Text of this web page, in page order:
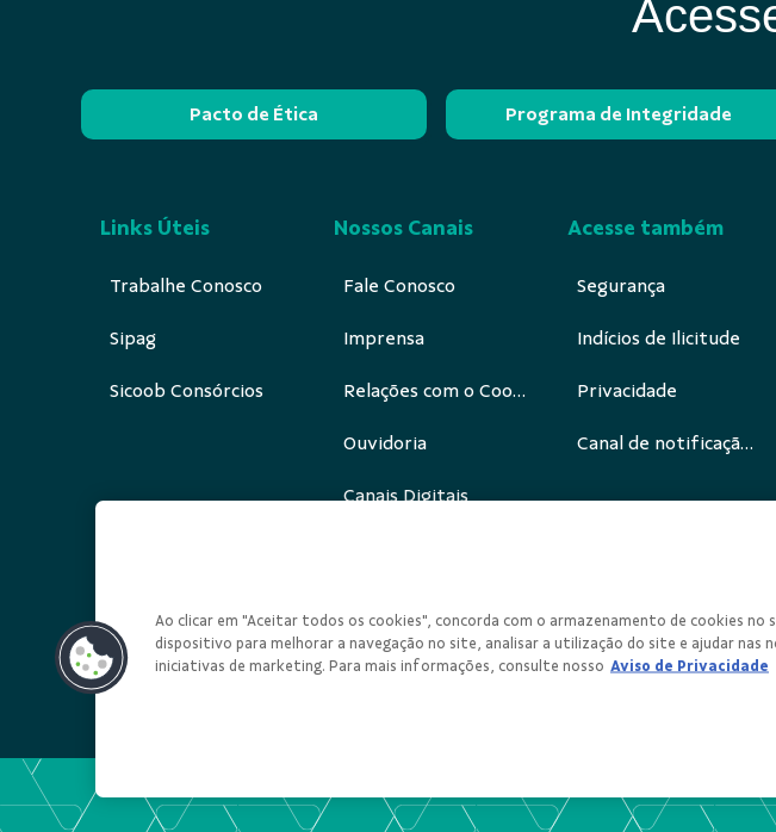
Pacto de Ética Programa de Integridade
Links Úteis
Trabalhe Conosco
Sipag
Sicoob Consórcios
Nossos Canais
Fale Conosco
Imprensa
Relações com o Cooperado
Ouvidoria
Canais Digitais
Acesse também
Segurança
Indícios de Ilicitude
Privacidade
Canal de notificação ECA Digital
Redes Sociais
Ao clicar em "Aceitar todos os cookies", concorda com o armazenamento de cookies no
dispositivo para melhorar a navegação no site, analisar a utilização do site e ajudar nas
iniciativas de marketing. Para mais informações, consulte nosso Aviso de Privacidade